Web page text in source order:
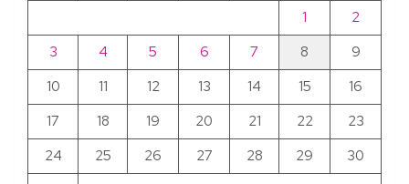
1
2
3
4 5 6 7 8
9
10
11 12 13 14 15
16
17
18 19 20 21 22
23
24
25 26 27 28 29
30